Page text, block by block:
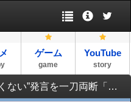
ゲーム
game
YouTube
story
太田光、ヒカルの“タモリ面白くない”発言を一刀両断「許せない」「そんなわけない」←ガチトーンで草